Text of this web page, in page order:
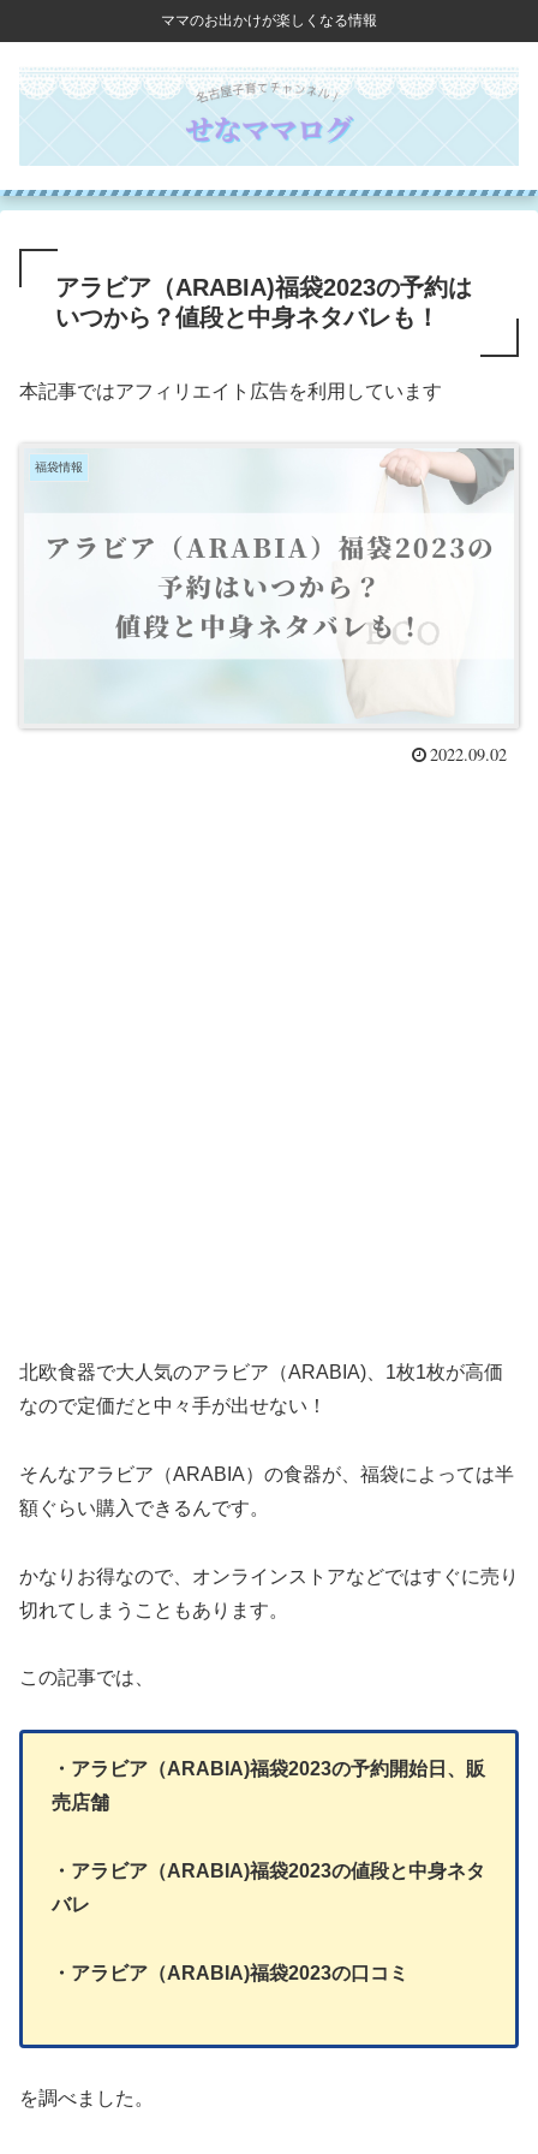
ママのお出かけが楽しくなる情報
アラビア（ARABIA)福袋2023の予約は
いつから？値段と中身ネタバレも！
本記事ではアフィリエイト広告を利用しています
福袋情報
2022.09.02
北欧食器で大人気のアラビア（ARABIA)、1枚1枚が高価
なので定価だと中々手が出せない！
そんなアラビア（ARABIA）の食器が、福袋によっては半
額ぐらい購入できるんです。
かなりお得なので、オンラインストアなどではすぐに売り
切れてしまうこともあります。
この記事では、
・アラビア（ARABIA)福袋2023の予約開始日、販
売店舗
・アラビア（ARABIA)福袋2023の値段と中身ネタ
バレ
・アラビア（ARABIA)福袋2023の口コミ
を調べました。